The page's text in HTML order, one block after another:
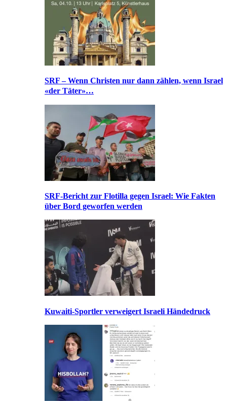
SRF – Wenn Christen nur dann zählen, wenn Israel
«der Täter»…
SRF-Bericht zur Flotilla gegen Israel: Wie Fakten
über Bord geworfen werden
Kuwaiti-Sportler verweigert Israeli Händedruck